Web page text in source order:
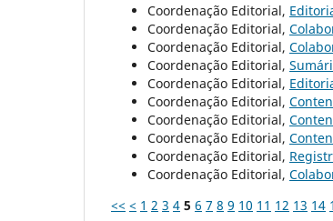
Coordenação Editorial,
Coordenação Editorial,
Coordenação Editorial,
Coordenação Editorial,
Coordenação Editorial,
Coordenação Editorial,
Coordenação Editorial,
Coordenação Editorial,
Coordenação Editorial,
Coordenação Editorial,
<< < 1 2 3 4 5 6 7 8 9 10 11 12 13 14